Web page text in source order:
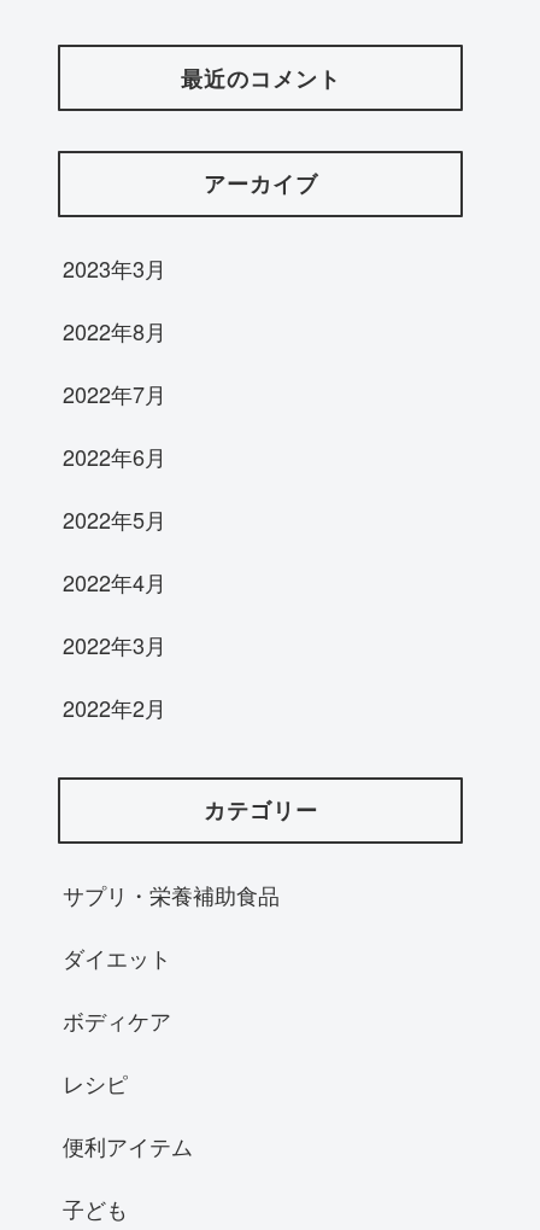
最近のコメント
アーカイブ
2023年3月
2022年8月
2022年7月
2022年6月
2022年5月
2022年4月
2022年3月
2022年2月
カテゴリー
サプリ・栄養補助食品
ダイエット
ボディケア
レシピ
便利アイテム
子ども